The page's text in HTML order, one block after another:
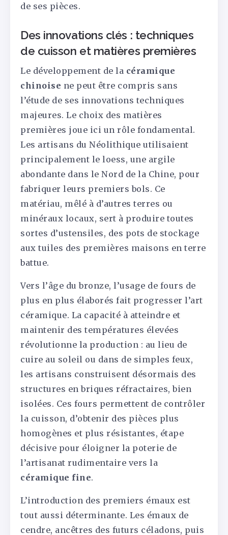
de ses pièces.
Des innovations clés : techniques
de cuisson et matières premières
Le développement de la céramique
chinoise ne peut être compris sans
l’étude de ses innovations techniques
majeures. Le choix des matières
premières joue ici un rôle fondamental.
Les artisans du Néolithique utilisaient
principalement le loess, une argile
abondante dans le Nord de la Chine, pour
fabriquer leurs premiers bols. Ce
matériau, mêlé à d’autres terres ou
minéraux locaux, sert à produire toutes
sortes d’ustensiles, des pots de stockage
aux tuiles des premières maisons en terre
battue.
Vers l’âge du bronze, l’usage de fours de
plus en plus élaborés fait progresser l’art
céramique. La capacité à atteindre et
maintenir des températures élevées
révolutionne la production : au lieu de
cuire au soleil ou dans de simples feux,
les artisans construisent désormais des
structures en briques réfractaires, bien
isolées. Ces fours permettent de contrôler
la cuisson, d’obtenir des pièces plus
homogènes et plus résistantes, étape
décisive pour éloigner la poterie de
l’artisanat rudimentaire vers la
céramique fine.
L’introduction des premiers émaux est
tout aussi déterminante. Les émaux de
cendre, ancêtres des futurs céladons, puis